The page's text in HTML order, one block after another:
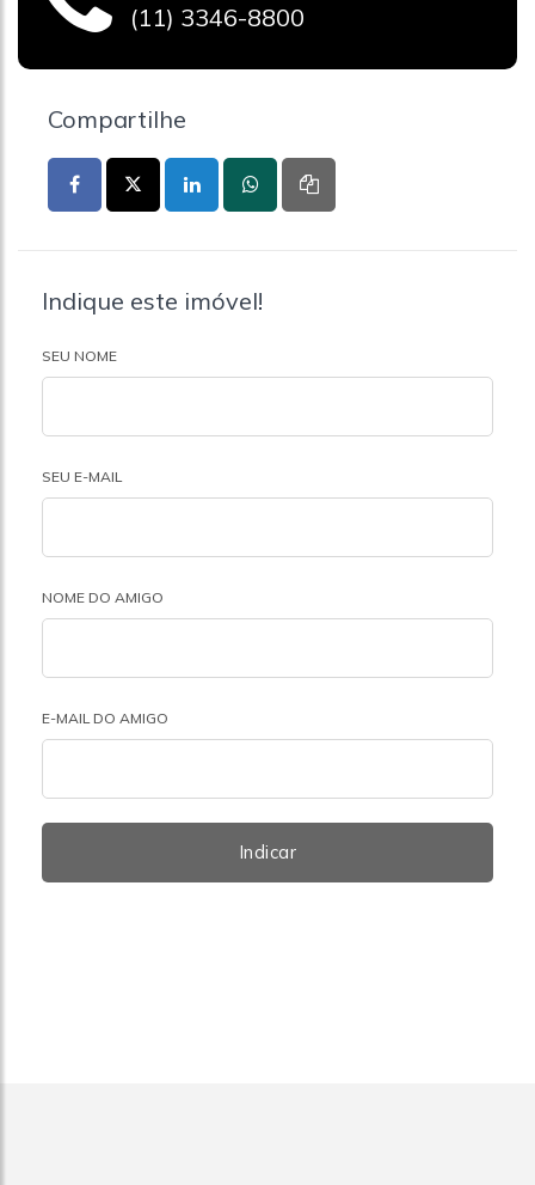
(11) 3346-8800
Compartilhe
Indique este imóvel!
SEU NOME
SEU E-MAIL
NOME DO AMIGO
E-MAIL DO AMIGO
Indicar